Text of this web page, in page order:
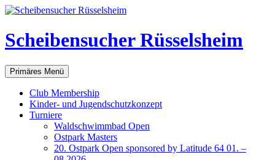
Scheibensucher Rüsselsheim
Suchen
Primäres Menü Zum
Inhalt
springen
Club Membership
Kinder- und Jugendschutzkonzept
Turniere
Waldschwimmbad Open
Ostpark Masters
20. Ostpark Open sponsored by Latitude 64 01. –